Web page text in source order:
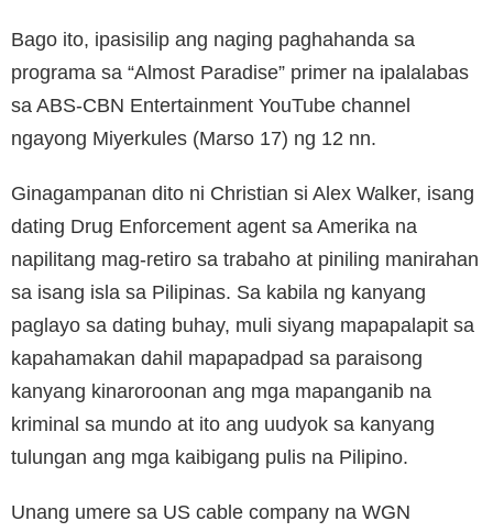
Bago ito, ipasisilip ang naging paghahanda sa
programa sa “Almost Paradise” primer na ipalalabas
sa ABS-CBN Entertainment YouTube channel
ngayong Miyerkules (Marso 17) ng 12 nn.
Ginagampanan dito ni Christian si Alex Walker, isang
dating Drug Enforcement agent sa Amerika na
napilitang mag-retiro sa trabaho at piniling manirahan
sa isang isla sa Pilipinas. Sa kabila ng kanyang
paglayo sa dating buhay, muli siyang mapapalapit sa
kapahamakan dahil mapapadpad sa paraisong
kanyang kinaroroonan ang mga mapanganib na
kriminal sa mundo at ito ang uudyok sa kanyang
tulungan ang mga kaibigang pulis na Pilipino.
Unang umere sa US cable company na WGN